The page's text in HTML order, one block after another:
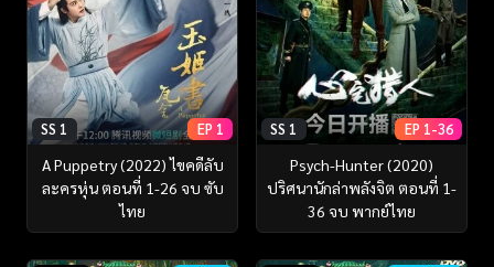
SS 1 EP 1
A Puppetry (2022) ไขคดีลับ
ละครหุ่น ตอนที่ 1-26 จบ ซับ
ไทย
SS 1 EP 1-36
Psych-Hunter (2020)
ปริศนานักล่าพลังจิต ตอนที่ 1-
36 จบ พากย์ไทย